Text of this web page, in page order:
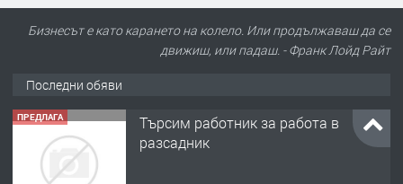
Бизнесът е като карането на колело. Или продължаваш да се
движиш, или падаш. - Франк Лойд Райт
Последни обяви
ПРЕДЛАГА
Търсим работник за работа в
разсадник